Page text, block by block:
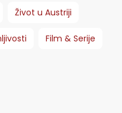
Život u Austriji
Film & Serije